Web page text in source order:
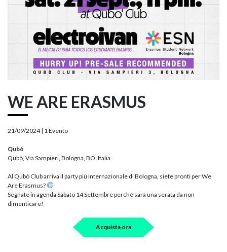
WE ARE ERASMUS
21/09/2024 | 1 Evento
Qubò
Qubò, Via Sampieri, Bologna, BO, Italia
Al Qubò Club arriva il party più internazionale di Bologna, siete pronti per We
Are Erasmus?
Segnate in agenda Sabato 14 Settembre perché sarà una serata da non
dimenticare!
Acquista ora